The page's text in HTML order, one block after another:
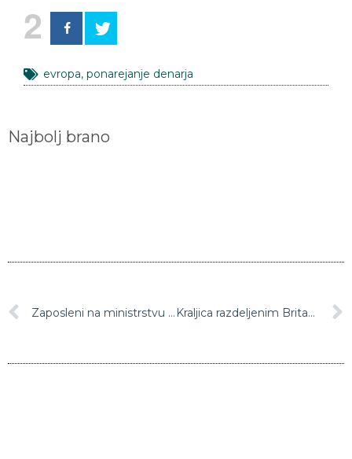
2
evropa, ponarejanje denarja
Najbolj brano
Zaposleni na ministrstvu za kulturo Šarca prosijo za menjavo ministra, ker z njim ne morejo več sodelovati Kraljica razdeljenim Britancem svetovala: Iščite skupne točke in pred očmi nikoli ne izgubite večje slike